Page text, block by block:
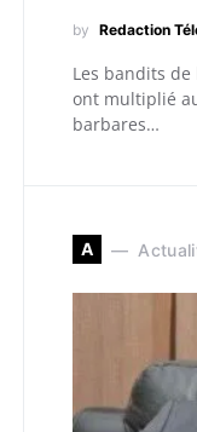
by Redaction
Les bandits de
ont multiplié
barbares…
A